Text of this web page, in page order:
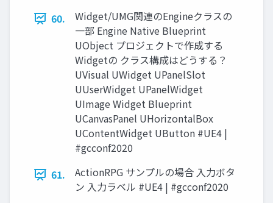
60.
Widget/UMG関連のEngineクラスの
一部 Engine Native Blueprint
UObject プロジェクトで作成する
Widgetの クラス構成はどうする？
UVisual UWidget UPanelSlot
UUserWidget UPanelWidget
UImage Widget Blueprint
UCanvasPanel UHorizontalBox
UContentWidget UButton #UE4 |
#gcconf2020
61.
ActionRPG サンプルの場合 入力ボタ
ン 入力ラベル #UE4 | #gcconf2020